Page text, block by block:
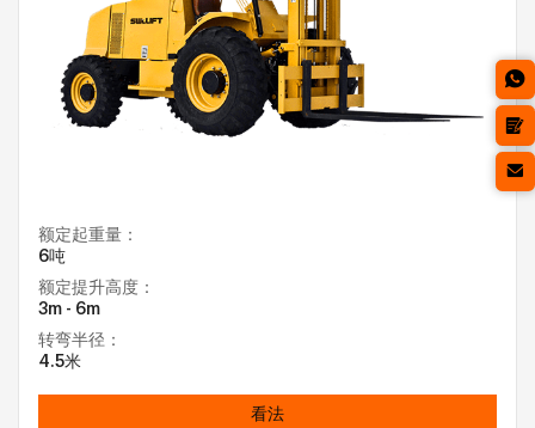
额定起重量：
6吨
额定提升高度：
3m - 6m
转弯半径：
4.5米
看法